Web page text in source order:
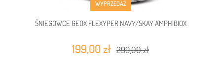
WYPRZEDAŻ
ŚNIEGOWCE GEOX FLEXYPER NAVY/SKAY AMPHIBIOX
199,00 zł 299,00 zł